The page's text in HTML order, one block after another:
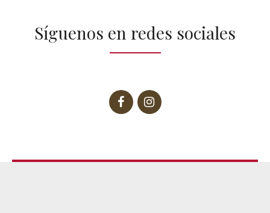
Síguenos en redes sociales